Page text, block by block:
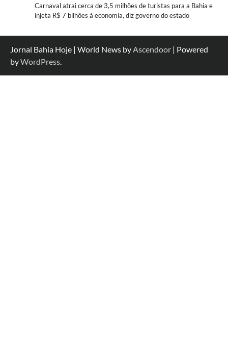
Carnaval atrai cerca de 3,5 milhões de turistas para a Bahia e
injeta R$ 7 bilhões à economia, diz governo do estado
Jornal Bahia Hoje | World News byAscendoor | Powered
byWordPress.